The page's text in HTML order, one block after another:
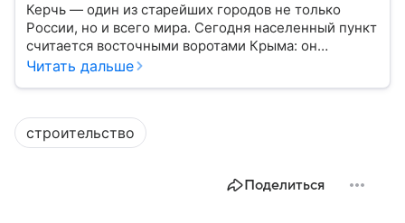
Керчь — один из старейших городов не только
России, но и всего мира. Сегодня населенный пункт
считается восточными воротами Крыма: он
известен богатым археологическим наследием,
частью России. Собрали в материале главное.
Читать дальше
строительство
Поделиться